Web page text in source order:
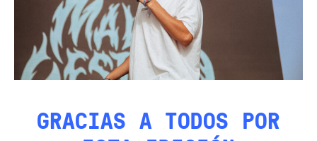
GRACIAS A TODOS POR